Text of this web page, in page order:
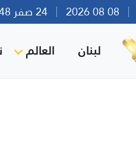
لبنان العالم